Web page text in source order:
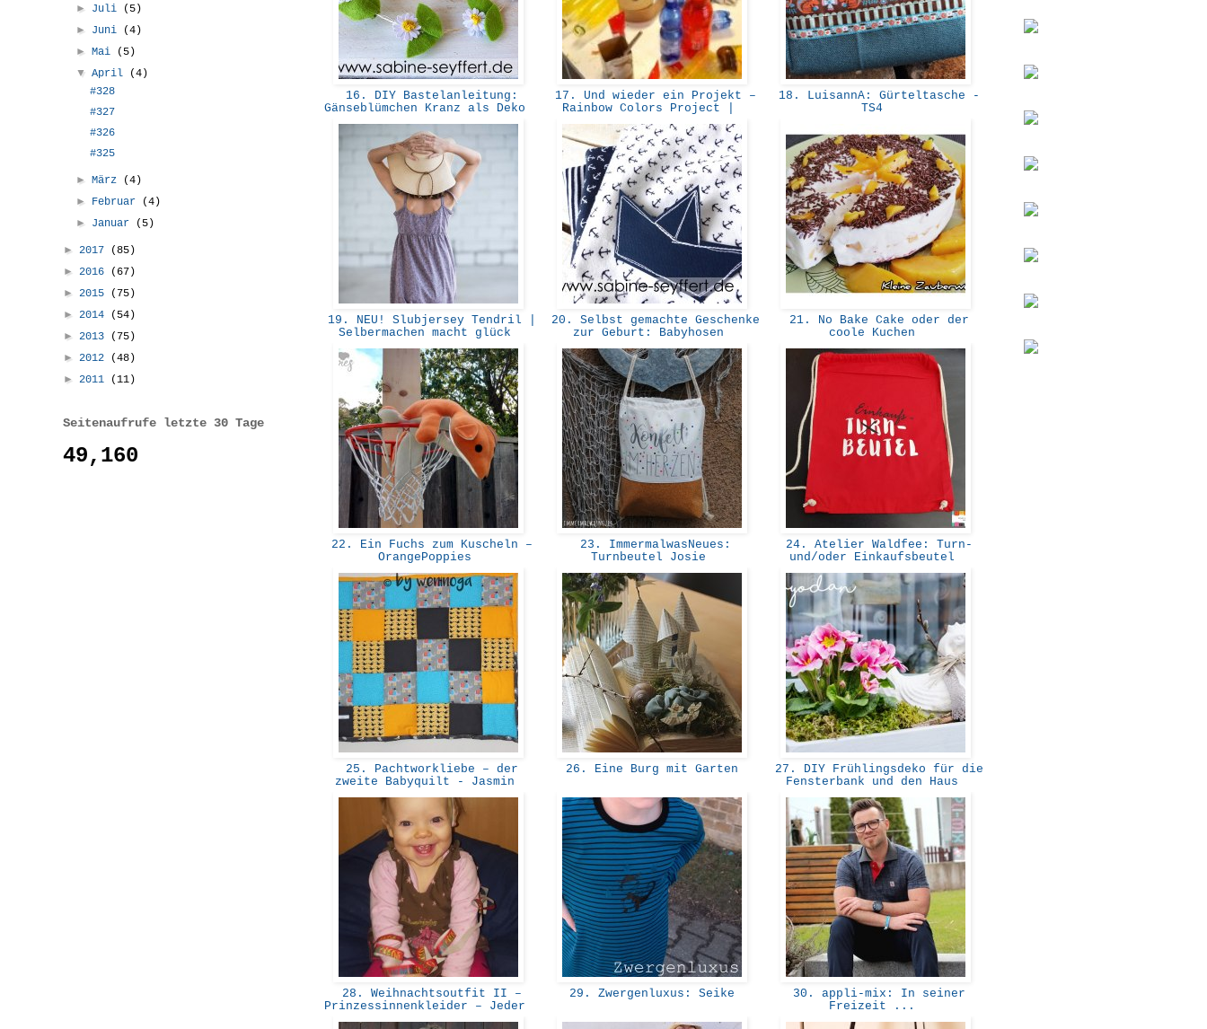
16. DIY Bastelanleitung:
Gänseblümchen Kranz als Deko
17. Und wieder ein Projekt –
Rainbow Colors Project |
18. LuisannA: Gürteltasche -
TS4
19. NEU! Slubjersey Tendril |
Selbermachen macht glück
20. Selbst gemachte Geschenke
zur Geburt: Babyhosen
21. No Bake Cake oder der
coole Kuchen
22. Ein Fuchs zum Kuscheln –
OrangePoppies
23. ImmermalwasNeues:
Turnbeutel Josie
24. Atelier Waldfee: Turn-
und/oder Einkaufsbeutel
25. Pachtworkliebe – der
zweite Babyquilt - Jasmin
26. Eine Burg mit Garten
27. DIY Frühlingsdeko für die
Fensterbank und den Haus
28. Weihnachtsoutfit II –
Prinzessinnenkleider – Jeder
29. Zwergenluxus: Seike
30. appli-mix: In seiner
Freizeit ...
► Juli
(5)
► Juni
(4)
►Mai
(5)
▼April
(4)
#328
#327
#326
#325
►März
(4)
► Februar
(4)
► Januar (5)
► 2017
(85)
► 2016
(67)
► 2015
(75)
► 2014
(54)
► 2013
(75)
► 2012
(48)
► 2011 (11)
Seitenaufrufe letzte 30 Tage
49,160